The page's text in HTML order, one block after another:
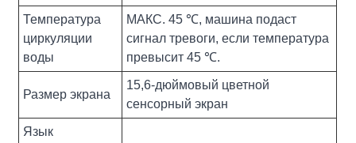
Температура
циркуляции
воды
МАКС. 45 ℃, машина подаст
сигнал тревоги, если температура
превысит 45 ℃.
Размер экрана
15,6-дюймовый цветной
сенсорный экран
Язык